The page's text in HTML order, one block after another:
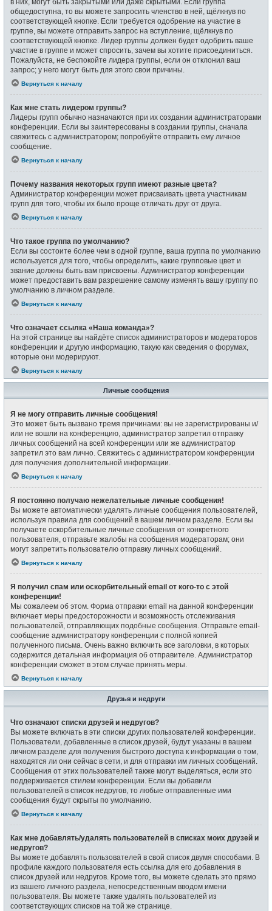
общедоступна, то вы можете запросить членство в ней, щёлкнув по
соответствующей кнопке. Если требуется одобрение на участие в
группе, вы можете отправить запрос на вступление, щёлкнув по
соответствующей кнопке. Лидер группы должен будет одобрить ваше
участие в группе и может спросить, зачем вы хотите присоединиться.
Пожалуйста, не беспокойте лидера группы, если он отклонил ваш
запрос; у него могут быть для этого свои причины.
Вернуться к началу
Как мне стать лидером группы?
Лидеры групп обычно назначаются при их создании администраторами
конференции. Если вы заинтересованы в создании группы, сначала
свяжитесь с администратором; попробуйте отправить ему личное
сообщение.
Вернуться к началу
Почему названия некоторых групп имеют разные цвета?
Администратор конференции может присваивать цвета участникам
групп для того, чтобы их было проще отличать друг от друга.
Вернуться к началу
Что такое группа по умолчанию?
Если вы состоите более чем в одной группе, ваша группа по умолчанию
используется для того, чтобы определить, какие групповые цвет и
звание должны быть вам присвоены. Администратор конференции
может предоставить вам разрешение самому изменять вашу группу по
умолчанию в личном разделе.
Вернуться к началу
Что означает ссылка «Наша команда»?
На этой странице вы найдёте список администраторов и модераторов
конференции и другую информацию, такую как сведения о форумах,
которые они модерируют.
Вернуться к началу
Личные сообщения
Я не могу отправить личные сообщения!
Это может быть вызвано тремя причинами: вы не зарегистрированы и/
или не вошли на конференцию, администратор запретил отправку
личных сообщений на всей конференции или же администратор
запретил это вам лично. Свяжитесь с администратором конференции
для получения дополнительной информации.
Вернуться к началу
Я постоянно получаю нежелательные личные сообщения!
Вы можете автоматически удалять личные сообщения пользователей,
используя правила для сообщений в вашем личном разделе. Если вы
получаете оскорбительные личные сообщения от конкретного
пользователя, отправьте жалобы на сообщения модераторам; они
могут запретить пользователю отправку личных сообщений.
Вернуться к началу
Я получил спам или оскорбительный email от кого-то с этой
конференции!
Мы сожалеем об этом. Форма отправки email на данной конференции
включает меры предосторожности и возможность отслеживания
пользователей, отправляющих подобные сообщения. Отправьте email-
сообщение администратору конференции с полной копией
полученного письма. Очень важно включить все заголовки, в которых
содержится детальная информация об отправителе. Администратор
конференции сможет в этом случае принять меры.
Вернуться к началу
Друзья и недруги
Что означают списки друзей и недругов?
Вы можете включать в эти списки других пользователей конференции.
Пользователи, добавленные в список друзей, будут указаны в вашем
личном разделе для получения быстрого доступа к информации о том,
находятся ли они сейчас в сети, и для отправки им личных сообщений.
Сообщения от этих пользователей также могут выделяться, если это
поддерживается стилем конференции. Если вы добавили
пользователей в список недругов, то любые отправленные ими
сообщения будут скрыты по умолчанию.
Вернуться к началу
Как мне добавлять/удалять пользователей в списках моих друзей и
недругов?
Вы можете добавлять пользователей в свой список двумя способами. В
профиле каждого пользователя есть ссылка для его добавления в
список друзей или недругов. Кроме того, вы можете сделать это прямо
из вашего личного раздела, непосредственным вводом имени
пользователя. Вы можете также удалять пользователей из
соответствующих списков на той же странице.